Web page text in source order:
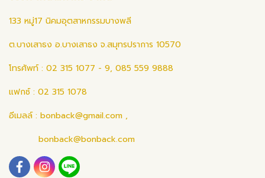
133 หมู่17 นิคมอุตสาหกรรมบางพลี
ต.บางเสาธง อ.บางเสาธง จ.สมุทรปราการ 10570
โทรศัพท์ : 02 315 1077 - 9, 085 559 9888
แฟกซ์ : 02 315 1078
อีเมลล์ : bonback@gmail.com ,
bonback@bonback.com